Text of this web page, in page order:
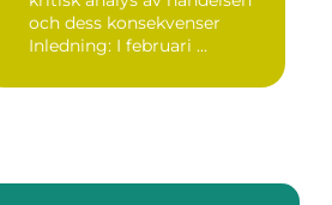
och dess konsekvenser
Inledning: I februari ...